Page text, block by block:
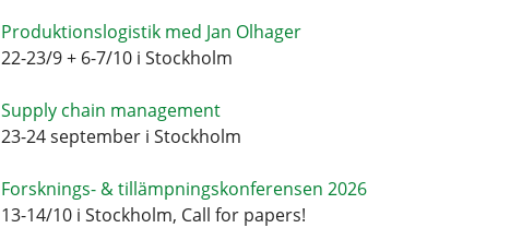
Produktionslogistik med Jan Olhager
22-23/9 + 6-7/10 i Stockholm
Supply chain management
23-24 september i Stockholm
Forsknings- & tillämpningskonferensen 2026
13-14/10 i Stockholm, Call for papers!